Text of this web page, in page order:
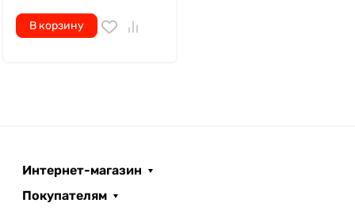
В корзину
Интернет-магазин
Покупателям